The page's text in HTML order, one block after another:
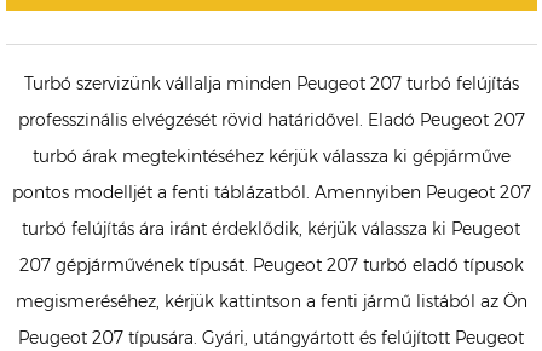
Turbó szervizünk vállalja minden Peugeot 207 turbó felújítás
professzinális elvégzését rövid határidővel. Eladó Peugeot 207
turbó árak megtekintéséhez kérjük válassza ki gépjárműve
pontos modelljét a fenti táblázatból. Amennyiben Peugeot 207
turbó felújítás ára iránt érdeklődik, kérjük válassza ki Peugeot
207 gépjárművének típusát. Peugeot 207 turbó eladó típusok
megismeréséhez, kérjük kattintson a fenti jármű listából az Ön
Peugeot 207 típusára. Gyári, utángyártott és felújított Peugeot